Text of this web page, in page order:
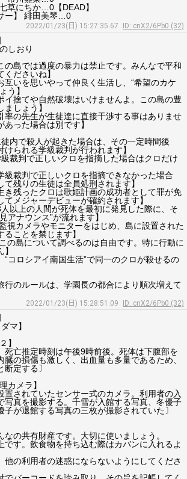
草にちか…0【DEAD】
ー】 緋田美琴…0
2022/01/23(日) 15:27:35.67
ID: cnX2/6Pb0 (32)
しおり
島では過度の暴力は禁止です。みんなで平和
ださいね】
いを思いやって仲良く生活し、“希望のカケ
う】
捨てや自然破壊はいけませんよ。この島の豊
しょう】
の先生が生徒達に直接干渉する事はありませ
った場合は別です】
内で殺人が起きた場合は、その一定時間後
られる学級裁判が行われます】
裁判で正しいクロを指摘した場合はクロだけ
裁判で正しいクロを指摘できなかった場合
残りの生徒は全員処刑されます】
残ったクロは歌姫計画の成功者として罪が免
てメジャーデビューが確約されます】
以上の人間が死体を最初に発見した際に、そ
アナウンス”が流れます】
視カメラやモニターをはじめ、島に設置された
ことを禁じます】
の島について調べるのは自由です。特に行動に
コロシアイ南国生活”で同一のクロが殺せるの
行のルールは、学園長の都合により順次増えて
2022/01/23(日) 15:28:51.09
ID: cnX2/6Pb0 (32)
マ】
】
死亡推定時刻は午後9時前後。死体は下腹部を
臓の損傷も激しく、出血量も多量であるため、
定する〕
カメラ】
置されていたセンサー式のカメラ。利用者の入
写真を撮影する。千雪が入館する写真、冬優子
が退館する写真の三枚が撮影されていた〕
なの共有財産です。大切に使いましょう。
す。飲食物を持ち込む際はカバンに入れるよ
の利用者の迷惑にならないようにしてくださ